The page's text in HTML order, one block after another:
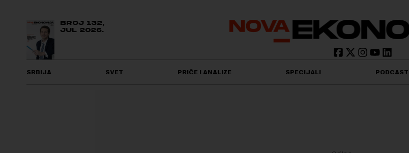
BROJ 132,
JUL 2026.
SRBIJA SVET PRIČE I ANALIZE SPECIJALI PODCAST